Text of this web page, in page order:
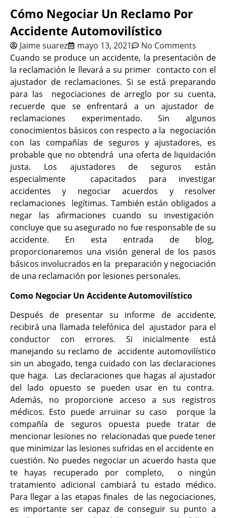
Cómo Negociar Un Reclamo Por
Accidente Automovilístico
Jaime suarez mayo 13, 2021
No Comments
Cuando se produce un accidente, la presentación de
la reclamación le llevará a su primer contacto con el
ajustador de reclamaciones. Si se está preparando
para las negociaciones de arreglo por su cuenta,
recuerde que se enfrentará a un ajustador de
reclamaciones experimentado. Sin algunos
conocimientos básicos con respecto a la negociación
con las compañías de seguros y ajustadores, es
probable que no obtendrá una oferta de liquidación
justa. Los ajustadores de seguros están
especialmente capacitados para investigar
accidentes y negociar acuerdos y resolver
reclamaciones legítimas. También están obligados a
negar las afirmaciones cuando su investigación
concluye que su asegurado no fue responsable de su
accidente. En esta entrada de blog,
proporcionaremos una visión general de los pasos
básicos involucrados en la preparación y negociación
de una reclamación por lesiones personales.
Como Negociar Un Accidente Automovilístico
Después de presentar su informe de accidente,
recibirá una llamada telefónica del ajustador para el
conductor con errores. Si inicialmente está
manejando su reclamo de accidente automovilístico
sin un abogado, tenga cuidado con las declaraciones
que haga. Las declaraciones que hagas al ajustador
del lado opuesto se pueden usar en tu contra.
Además, no proporcione acceso a sus registros
médicos. Esto puede arruinar su caso porque la
compañía de seguros opuesta puede tratar de
mencionar lesiones no relacionadas que puede tener
que minimizar las lesiones sufridas en el accidente en
cuestión. No puedes negociar un acuerdo hasta que
te hayas recuperado por completo, o ningún
tratamiento adicional cambiará tu estado médico.
Para llegar a las etapas finales de las negociaciones,
es importante ser capaz de conseguir su punto a